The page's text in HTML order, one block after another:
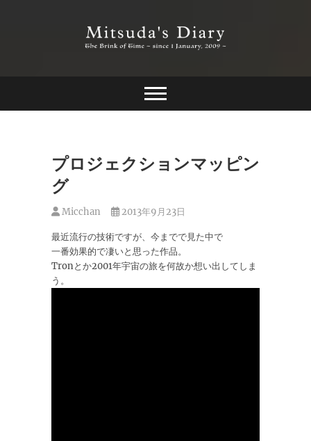
Mitsuda's Diary
プロジェクションマッピン
グ
Micchan 2013年9月23日
最近流行の技術ですが、今までで見た中で
一番効果的で凄いと思った作品。
Tronとか2001年宇宙の旅を何故か想い出してしま
う。